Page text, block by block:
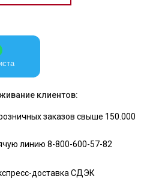
клиентов:
заказов свыше 150.000
линию 8-800-600-57-82
доставка СДЭК